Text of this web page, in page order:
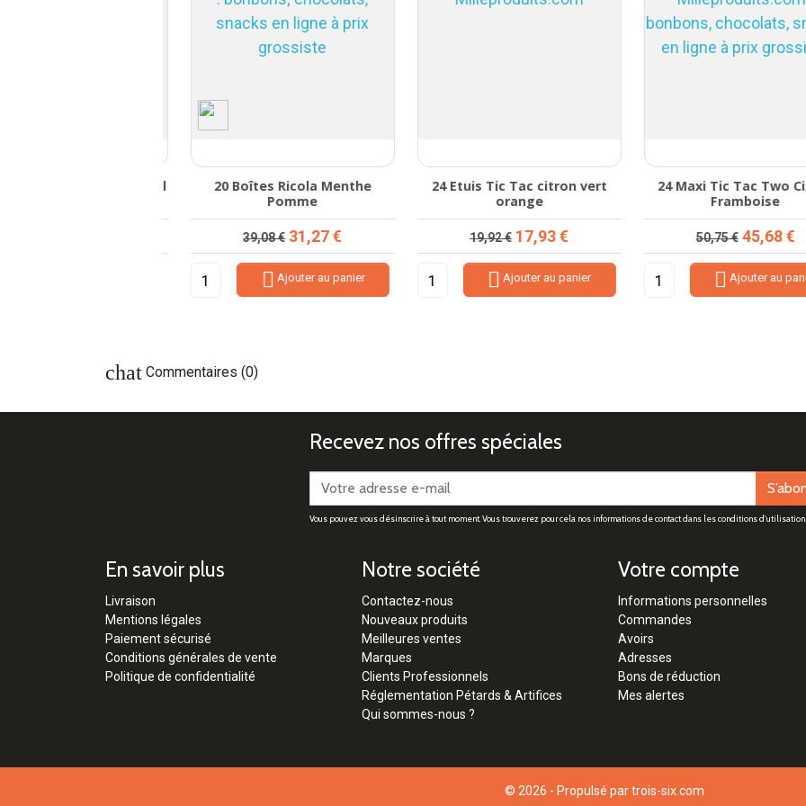
20 Boîtes Ricola Menthe
Pomme
Prix de base
39,08 €Prix
31,27 €
Ajouter au panier
24 Etuis Tic Tac citron vert
orange
Prix de base
19,92 €Prix
17,93 €
Ajouter au panier
24 Maxi Tic Tac Two Citron
Framboise
Prix de base
50,75 €Prix
45,68 €
Ajouter au panier
chat Commentaires (0)
Recevez nos offres spéciales
Vous pouvez vous désinscrire à tout moment. Vous trouverez pour cela nos informations de contact dans les conditions d'utilisation
En savoir plus
Livraison
Mentions légales
Paiement sécurisé
Conditions générales de vente
Politique de confidentialité
Notre société
Contactez-nous
Nouveaux produits
Meilleures ventes
Marques
Clients Professionnels
Réglementation Pétards & Artifices
Qui sommes-nous ?
Votre compte
Informations personnelles
Commandes
Avoirs
Adresses
Bons de réduction
Mes alertes
© 2026 - Propulsé partrois-six.com